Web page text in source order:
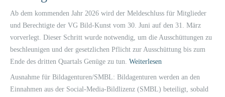
Ab dem kommenden Jahr 2026 wird der Meldeschluss für Mitglieder
und Berechtigte der VG Bild-Kunst vom 30. Juni auf den 31. März
vorverlegt. Dieser Schritt wurde notwendig, um die Ausschüttungen zu
beschleunigen und der gesetzlichen Pflicht zur Ausschüttung bis zum
Ende des dritten Quartals Genüge zu tun. Weiterlesen
Ausnahme für Bildagenturen/SMBL: Bildagenturen werden an den
Einnahmen aus der Social-Media-Bildlizenz (SMBL) beteiligt, sobald